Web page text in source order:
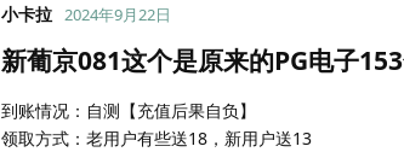
小卡拉 2024年9月22日
新葡京081这个是原来的PG电子
到账情况：自测【充值后果自负】
领取方式：老用户有些送18，新用户送13